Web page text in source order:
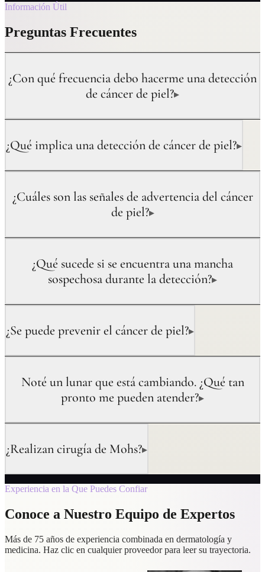
Información Útil
Preguntas Frecuentes
¿Con qué frecuencia debo hacerme una detección
de cáncer de piel?▸
¿Qué implica una detección de cáncer de piel?▸
¿Cuáles son las señales de advertencia del cáncer
de piel?▸
¿Qué sucede si se encuentra una mancha
sospechosa durante la detección?▸
¿Se puede prevenir el cáncer de piel?▸
Noté un lunar que está cambiando. ¿Qué tan
pronto me pueden atender?▸
¿Realizan cirugía de Mohs?▸
Experiencia en la Que Puedes Confiar
Conoce a Nuestro Equipo de Expertos
Más de 75 años de experiencia combinada en dermatología y
medicina. Haz clic en cualquier proveedor para leer su trayectoria.